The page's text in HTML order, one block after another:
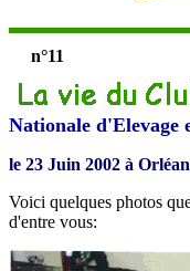
n°11
Nationale d'Elevage
le 23 Juin 2002 à
Voici quelques photos
d'entre vous: